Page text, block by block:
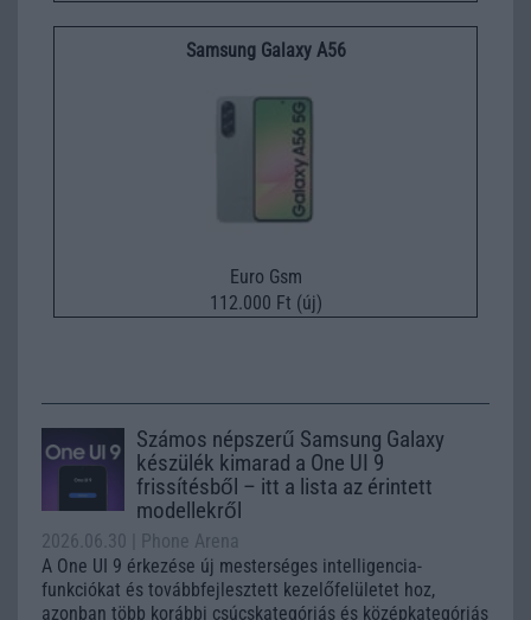
Samsung Galaxy A56
Euro Gsm
112.000 Ft (új)
Számos népszerű Samsung Galaxy
készülék kimarad a One UI 9
frissítésből – itt a lista az érintett
modellekről
2026.06.30
| Phone Arena
A One UI 9 érkezése új mesterséges intelligencia-
funkciókat és továbbfejlesztett kezelőfelületet hoz,
azonban több korábbi csúcskategóriás és középkategóriás